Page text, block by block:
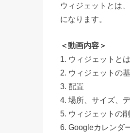
ウィジェットとは
になります。
＜動画内容＞
1. ウィジェットと
2. ウィジェットの
3. 配置
4. 場所、サイズ、
5. ウィジェットの
6. Googleカレンダ